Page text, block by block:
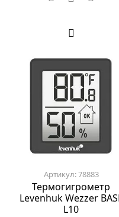
Артикул: 78883
Термогигрометр
Levenhuk Wezzer
L10